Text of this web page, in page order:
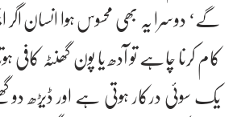
گے‘ دوسرا یہ بھی محسوس ہوا انسان اگر
کام کرنا چاہے تو آدھ یا پون گھنٹہ
یک سوئی درکار ہوتی ہے اور ڈیڑھ دو